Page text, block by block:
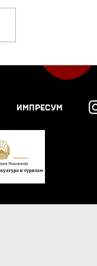
ИМПРЕСУМ